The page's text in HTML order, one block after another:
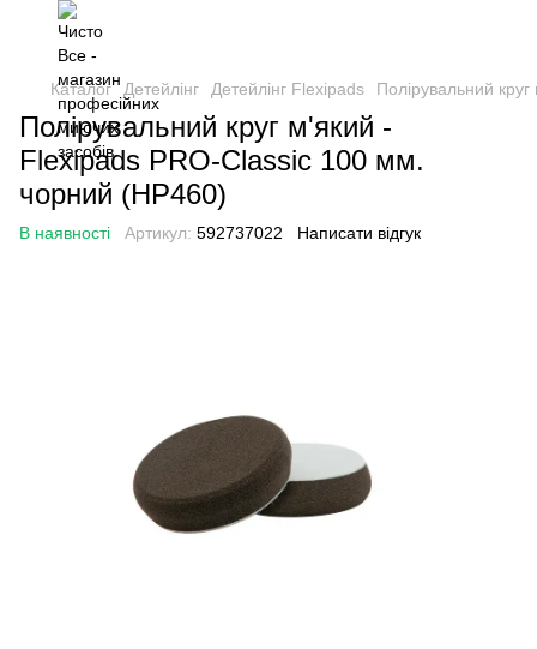
Каталог Детейлінг Детейлінг Flexipads Полірувальний
Полірувальний круг м'який -
Flexipads PRO-Classic 100 мм.
чорний (HP460)
В наявності Артикул: 592737022 Написати відгук